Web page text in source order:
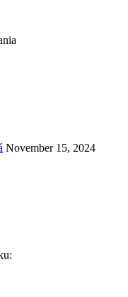
November 15, 2024